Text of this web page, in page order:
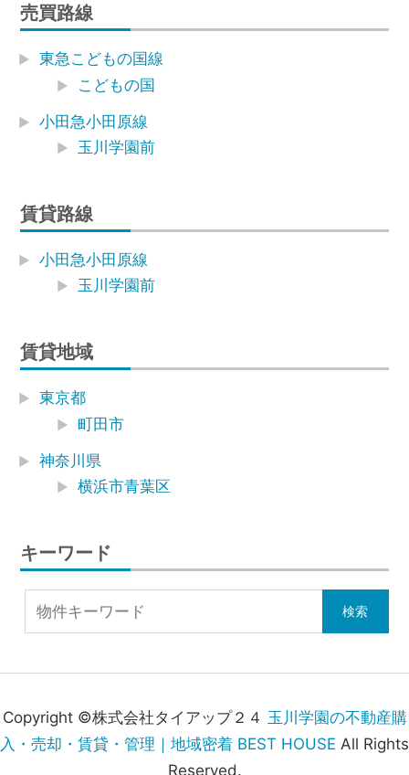
売買路線
東急こどもの国線
こどもの国
小田急小田原線
玉川学園前
賃貸路線
小田急小田原線
玉川学園前
賃貸地域
東京都
町田市
神奈川県
横浜市青葉区
キーワード
Copyright ©株式会社タイアップ２４ 玉川学園の不動産購
入・売却・賃貸・管理｜地域密着 BEST HOUSE All Rights
Reserved.